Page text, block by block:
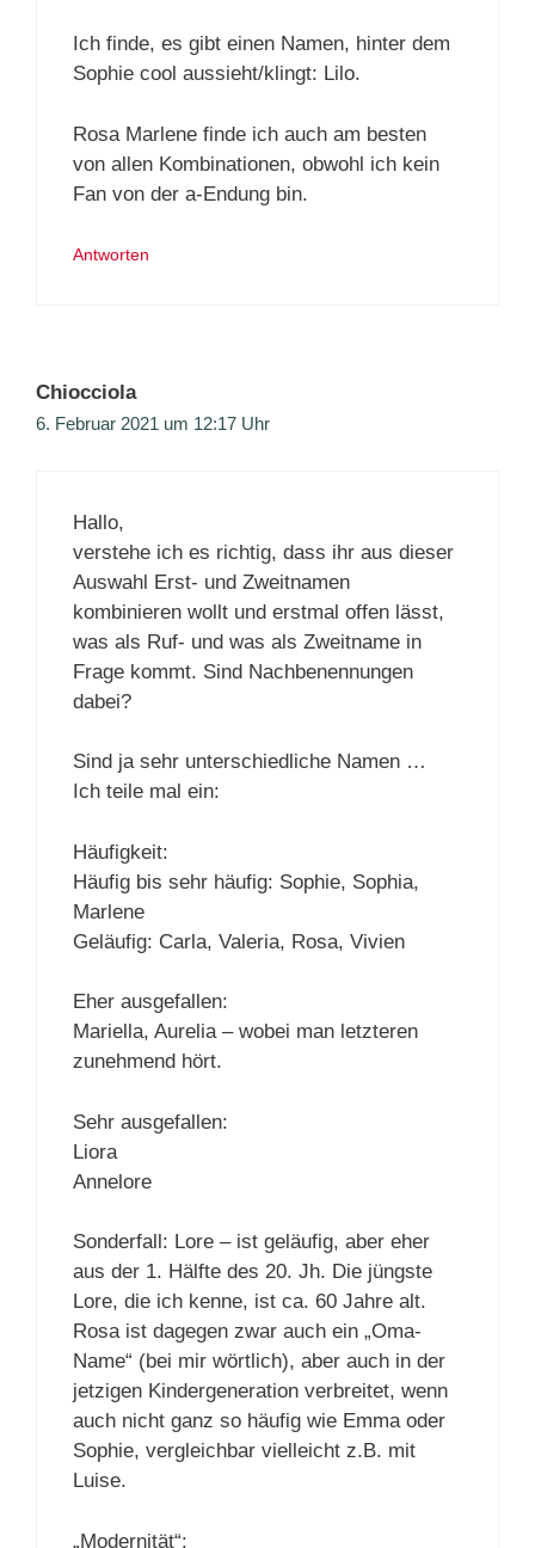
Ich finde, es gibt einen Namen, hinter dem
Sophie cool aussieht/klingt: Lilo.
Rosa Marlene finde ich auch am besten
von allen Kombinationen, obwohl ich kein
Fan von der a-Endung bin.
Antworten
Chiocciola
6. Februar 2021 um 12:17 Uhr
Hallo,
verstehe ich es richtig, dass ihr aus dieser
Auswahl Erst- und Zweitnamen
kombinieren wollt und erstmal offen lässt,
was als Ruf- und was als Zweitname in
Frage kommt. Sind Nachbenennungen
dabei?
Sind ja sehr unterschiedliche Namen …
Ich teile mal ein:
Häufigkeit:
Häufig bis sehr häufig: Sophie, Sophia,
Marlene
Geläufig: Carla, Valeria, Rosa, Vivien
Eher ausgefallen:
Mariella, Aurelia – wobei man letzteren
zunehmend hört.
Sehr ausgefallen:
Liora
Annelore
Sonderfall: Lore – ist geläufig, aber eher
aus der 1. Hälfte des 20. Jh. Die jüngste
Lore, die ich kenne, ist ca. 60 Jahre alt.
Rosa ist dagegen zwar auch ein „Oma-
Name“ (bei mir wörtlich), aber auch in der
jetzigen Kindergeneration verbreitet, wenn
auch nicht ganz so häufig wie Emma oder
Sophie, vergleichbar vielleicht z.B. mit
Luise.
„Modernität“: